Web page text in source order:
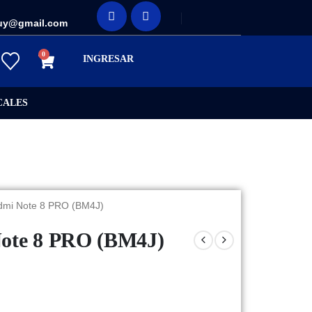
0 INGRESAR
Note 8 PRO (BM4J)
8 PRO (BM4J)